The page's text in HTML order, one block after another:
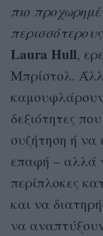
πιο
Laura Hull,
Μπρίστολ.
δεξιότητες
συζήτηση ή να
επαφή – αλλά
περίπλοκες
και να
να